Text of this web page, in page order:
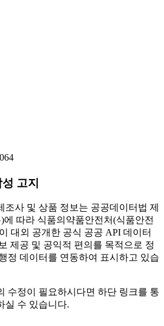
고지
조사 및 상품 정보는 공공데이터법 제
에 따라 식품의약품안전처(식품안전
대외 공개한 공식 공공 API 데이터
제공 및 공익적 편의를 목적으로 정
정 데이터를 연동하여 표시하고 있습
수정이 필요하시다면 하단 링크를 통
실 수 있습니다.